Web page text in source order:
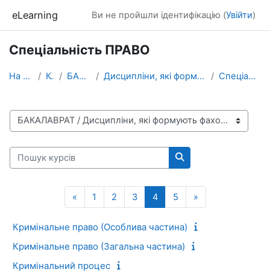
eLearning Ви не пройшли ідентифікацію (Увійти)
Спеціальність ПРАВО
На головну Курси БАКАЛАВРАТ Дисципліни, які формують фахові компетентності Спеціальність ПРАВО
Категорії курсів
Пошук курсів
Пошук курсів
«Попередня сторінка
1 Сторінка 1
2Сторінка 2
3Сторінка 3
4Сторінка 4
5Сторінка 5
»Наступна
Кримінальне право (Особлива частина)
Кримінальне право (Загальна частина)
Кримінальний процес